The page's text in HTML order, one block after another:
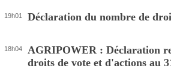
19h01 Déclaration du nombre de
18h04
AGRIPOWER : Déclaration
droits de vote et d'actions au